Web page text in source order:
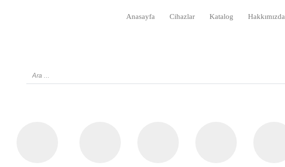
Anasayfa Cihazlar Katalog Hakkımızda